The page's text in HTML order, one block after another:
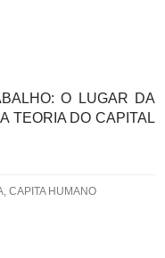
O LUGAR DA
TEORIA DO CAPITAL
CAPITA HUMANO